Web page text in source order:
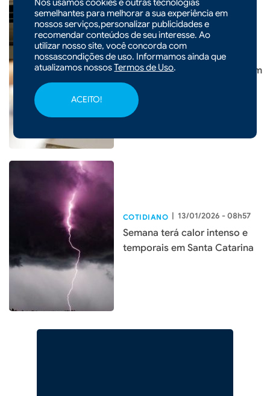
semelhantes para melhorar a sua experiência em
nossos serviços,personalizar publicidades e
recomendar conteúdos de seu interesse. Ao
utilizar nosso site, você concorda com
nossascondições de uso. Informamos ainda que
atualizamos nossosTermos de Uso.
ACEITO!
COTIDIANO | 19/01/2026 - 10h16
Saiba como gastar menos com
o uso do ar-condicionado
COTIDIANO | 13/01/2026 - 08h57
Semana terá calor intenso e
temporais em Santa Catarina